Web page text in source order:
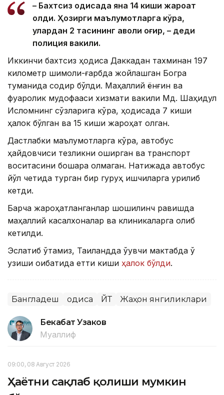
– Бахтсиз ҳодисада яна 14 киши жароҳат
олди. Ҳозирги маълумотларга кўра,
улардан 2 тасининг аҳволи оғир, – деди
полиция вакили.
Иккинчи бахтсиз ҳодиса Даккадан тахминан 197
километр шимоли-ғарбда жойлашган Богра
туманида содир бўлди. Маҳаллий ёнғин ва
фуқаролик мудофааси хизмати вакили Мд. Шаҳидул
Исломнинг сўзларига кўра, ҳодисада 7 киши
ҳалок бўлган ва 15 киши жароҳат олган.
Дастлабки маълумотларга кўра, автобус
ҳайдовчиси тезликни оширган ва транспорт
воситасини бошқара олмаган. Натижада автобус
йўл четида турган бир гуруҳ ишчиларга урилиб
кетди.
Барча жароҳатланганлар шошилинч равишда
маҳаллий касалхоналар ва клиникаларга олиб
кетилди.
Эслатиб ўтамиз, Таиландда ўқувчи мактабда ўқ
узиши оқибатида етти киши ҳалок бўлди.
Бангладеш Ҳодиса ЙТҲ Жаҳон янгиликлари
Бекабат Узаков
Муаллиф
09:00, 08 Август 2026
Ҳаётни сақлаб қолиши мумкин